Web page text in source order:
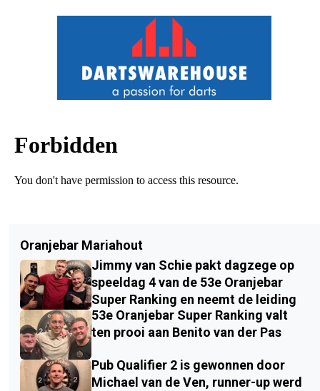
Oranjebar Mariahout
Jimmy van Schie pakt dagzege op
speeldag 4 van de 53e Oranjebar
Super Ranking en neemt de leiding
53e Oranjebar Super Ranking valt
ten prooi aan Benito van der Pas
Pub Qualifier 2 is gewonnen door
Michael van de Ven, runner-up werd